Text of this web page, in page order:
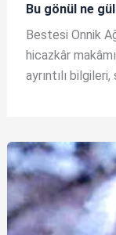
Bu gönül ne
Bestesi Onnik
hicazkâr
ayrıntılı